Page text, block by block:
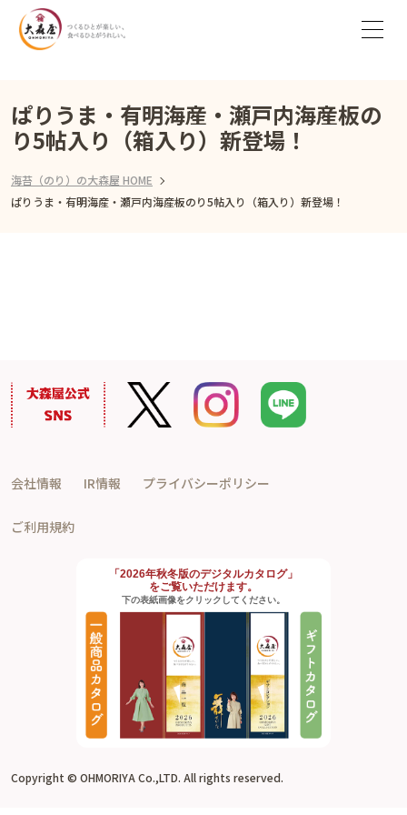
ぱりうま・有明海産・瀬戸内海産板の
り5帖入り（箱入り）新登場！
海苔（のり）の大森屋 HOME
ぱりうま・有明海産・瀬戸内海産板のり5帖入り（箱入り）新登場！
会社情報 IR情報 プライバシーポリシー
ご利用規約
「2026年秋冬版のデジタルカタログ」
をご覧いただけます。
下の表紙画像をクリックしてください。
Copyright © OHMORIYA Co.,LTD. All rights reserved.